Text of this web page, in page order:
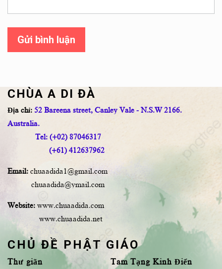
Gửi bình luận
CHÙA A DI ĐÀ
Địa chỉ: 52 Bareena street, Canley Vale - N.S.W 2166.
Australia.
Tel: (+02) 87046317
(+61) 412637962
Email: chuaadida1@gmail.com
chuaadida@ymail.com
Website: www.chuaadida.com
www.chuaadida.net
CHỦ ĐỀ PHẬT GIÁO
Thư giãn Tam Tạng Kinh Điển